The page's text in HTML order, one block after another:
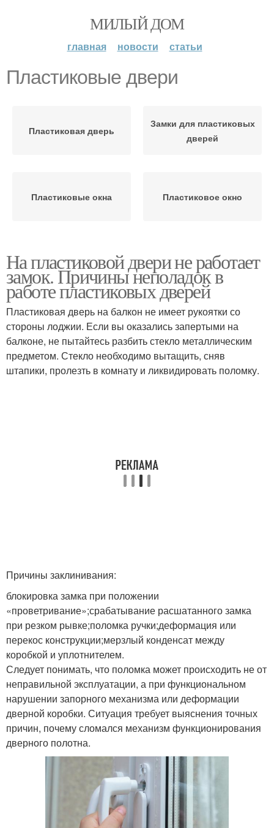
МИЛЫЙ ДОМ
главная новости статьи
Пластиковые двери
Пластиковая дверь
Замки для пластиковых
дверей
Пластиковые окна Пластиковое окно
На пластиковой двери не работает
замок. Причины неполадок в
работе пластиковых дверей
Пластиковая дверь на балкон не имеет рукоятки со
стороны лоджии. Если вы оказались запертыми на
балконе, не пытайтесь разбить стекло металлическим
предметом. Стекло необходимо вытащить, сняв
штапики, пролезть в комнату и ликвидировать поломку.
Причины заклинивания:
блокировка замка при положении
«проветривание»;срабатывание расшатанного замка
при резком рывке;поломка ручки;деформация или
перекос конструкции;мерзлый конденсат между
коробкой и уплотнителем.
Следует понимать, что поломка может происходить не от
неправильной эксплуатации, а при функциональном
нарушении запорного механизма или деформации
дверной коробки. Ситуация требует выяснения точных
причин, почему сломался механизм функционирования
дверного полотна.